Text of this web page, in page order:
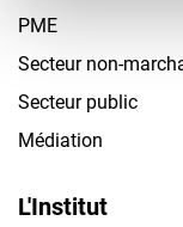
PME
Secteur non-
Secteur public
Médiation
L'Institut